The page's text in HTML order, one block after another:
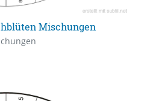
Mischungen